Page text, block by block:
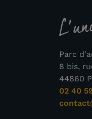
Parc
8 bis,
44860
02 40